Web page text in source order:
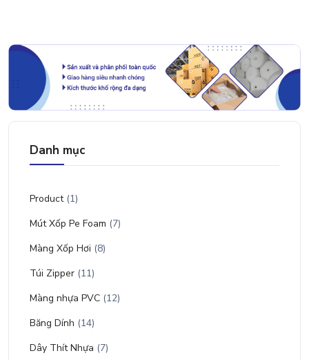
Danh mục
Product(1)
Mút Xốp Pe Foam (7)
Màng Xốp Hơi (8)
Túi Zipper (11)
Màng nhựa PVC (12)
Băng Dính (14)
Dây Thít Nhựa (7)